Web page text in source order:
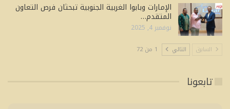
الإمارات وبابوا الغربية الجنوبية تبحثان فرص التعاون
المتقدم…
نوفمبر 4, 2025
السابق التالي 1 من 72
تابعونا